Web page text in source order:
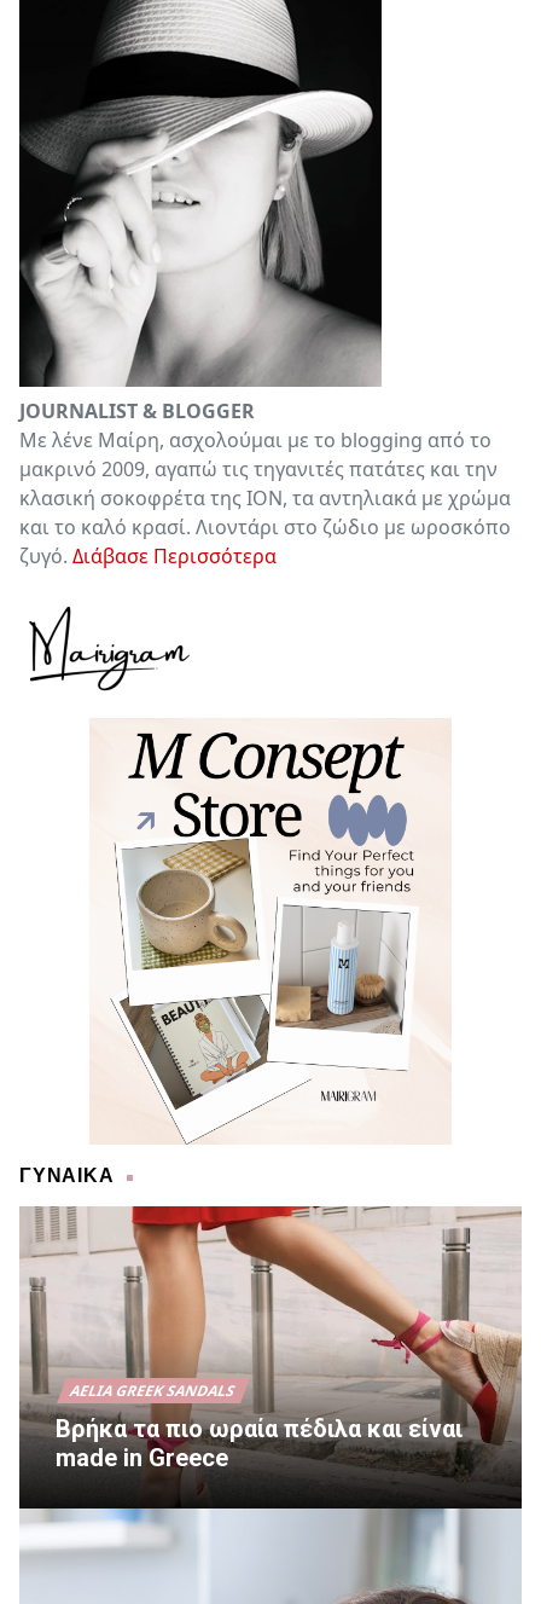
JOURNALIST & BLOGGER
Με λένε Μαίρη, ασχολούμαι με το blogging από το
μακρινό 2009, αγαπώ τις τηγανιτές πατάτες και την
κλασική σοκοφρέτα της ΙΟΝ, τα αντηλιακά με χρώμα
και το καλό κρασί. Λιοντάρι στο ζώδιο με ωροσκόπο
ζυγό. Διάβασε Περισσότερα
ΓΥΝΑΙΚΑ
AELIA GREEK SANDALS
Βρήκα τα πιο ωραία πέδιλα και είναι
made in Greece